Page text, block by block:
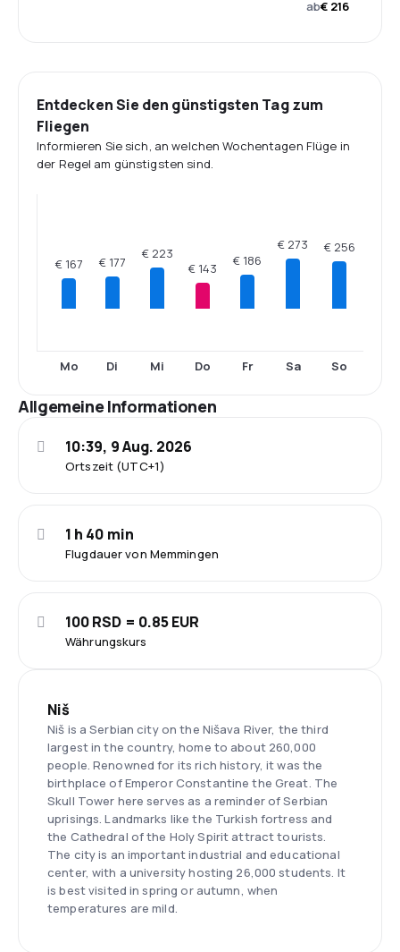
ab€ 216
Entdecken Sie den günstigsten Tag zum
Fliegen
Informieren Sie sich, an welchen Wochentagen Flüge in
der Regel am günstigsten sind.
€ 167
Mo
€ 177
Di
€ 223
Mi
€ 143
Do
€ 186
Fr
€ 273
Sa
€ 256
So
Allgemeine Informationen
Ortszeit (UTC+1)
10:39, 9 Aug. 2026
Flugdauer von Memmingen
1 h 40 min
Währungskurs
100 RSD = 0.85 EUR
Niš
Niš is a Serbian city on the Nišava River, the third
largest in the country, home to about 260,000
people. Renowned for its rich history, it was the
birthplace of Emperor Constantine the Great. The
Skull Tower here serves as a reminder of Serbian
uprisings. Landmarks like the Turkish fortress and
the Cathedral of the Holy Spirit attract tourists.
The city is an important industrial and educational
center, with a university hosting 26,000 students. It
is best visited in spring or autumn, when
temperatures are mild.